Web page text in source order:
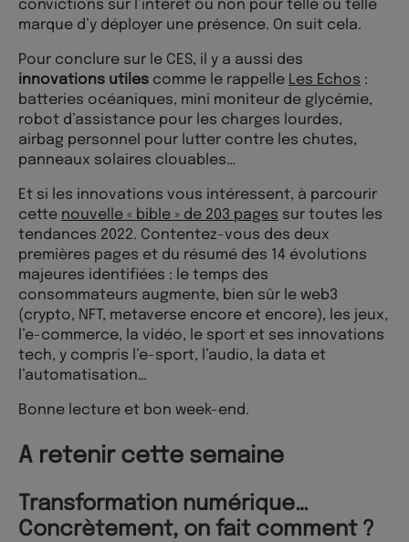
convictions sur l’intérêt ou non pour telle ou telle
marque d’y déployer une présence. On suit cela.
Pour conclure sur le CES, il y a aussi des
innovations utiles comme le rappelle Les Echos :
batteries océaniques, mini moniteur de glycémie,
robot d’assistance pour les charges lourdes,
airbag personnel pour lutter contre les chutes,
panneaux solaires clouables…
Et si les innovations vous intéressent, à parcourir
cette nouvelle « bible » de 203 pages sur toutes les
tendances 2022. Contentez-vous des deux
premières pages et du résumé des 14 évolutions
majeures identifiées : le temps des
consommateurs augmente, bien sûr le web3
(crypto, NFT, metaverse encore et encore), les jeux,
l’e-commerce, la vidéo, le sport et ses innovations
tech, y compris l’e-sport, l’audio, la data et
l’automatisation…
Bonne lecture et bon week-end.
A retenir cette semaine
Transformation numérique…
Concrètement, on fait comment ?